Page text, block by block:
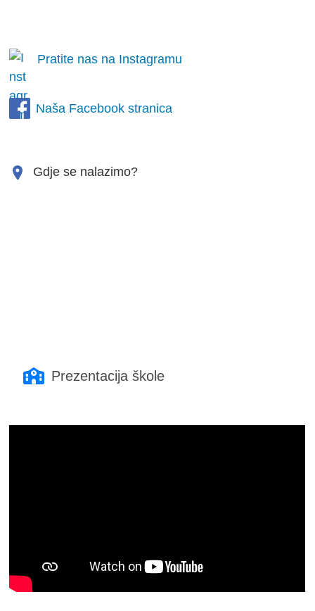
Pratite nas na Instagramu
Naša Facebook stranica
Gdje se nalazimo?
Prezentacija škole